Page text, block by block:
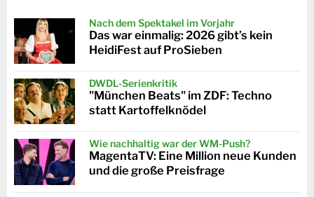
Nach dem Spektakel im Vorjahr
Das war einmalig: 2026 gibt’s kein
HeidiFest auf ProSieben
DWDL-Serienkritik
"München Beats" im ZDF: Techno
statt Kartoffelknödel
Wie nachhaltig war der WM-Push?
MagentaTV: Eine Million neue Kunden
und die große Preisfrage